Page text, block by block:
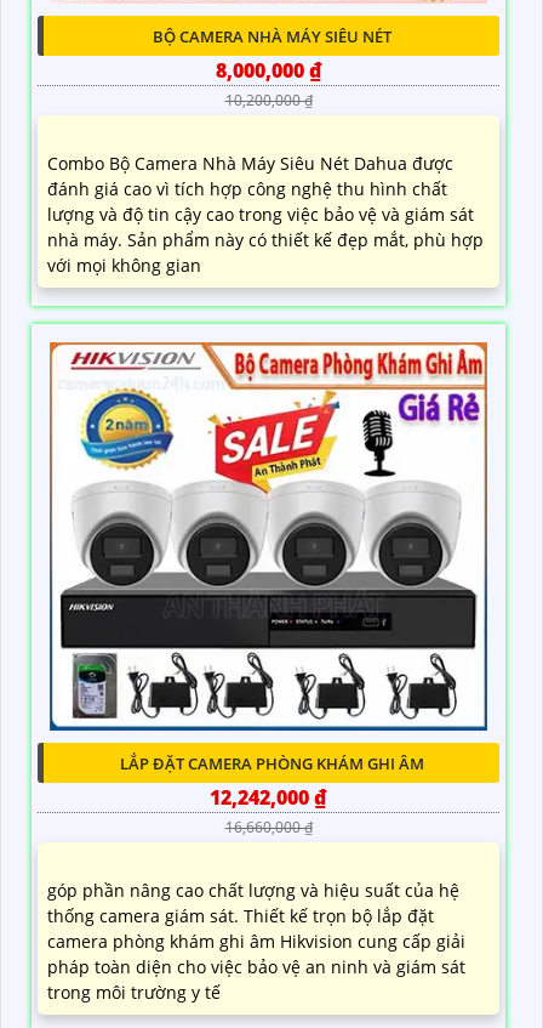
BỘ CAMERA NHÀ MÁY SIÊU NÉT
8,000,000 ₫
10,200,000 ₫
Combo Bộ Camera Nhà Máy Siêu Nét Dahua được
đánh giá cao vì tích hợp công nghệ thu hình chất
lượng và độ tin cậy cao trong việc bảo vệ và giám sát
nhà máy. Sản phẩm này có thiết kế đẹp mắt, phù hợp
với mọi không gian
LẮP ĐẶT CAMERA PHÒNG KHÁM GHI ÂM
12,242,000 ₫
16,660,000 ₫
góp phần nâng cao chất lượng và hiệu suất của hệ
thống camera giám sát. Thiết kế trọn bộ lắp đặt
camera phòng khám ghi âm Hikvision cung cấp giải
pháp toàn diện cho việc bảo vệ an ninh và giám sát
trong môi trường y tế